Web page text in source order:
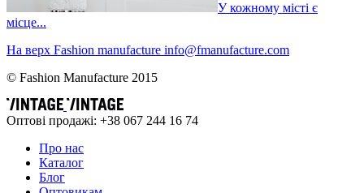
​У кожному місті є
місце...
На верх Fashion manufacture info@fmanufacture.com
© Fashion Manufacture 2015
Оптові продажі: +38 067 244 16 74
Про нас
Каталог
Блог